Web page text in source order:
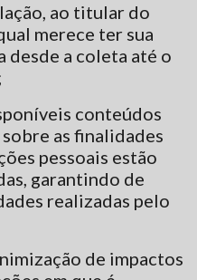
ao titular do
merece ter sua
desde a coleta até o
conteúdos
as finalidades
pessoais estão
garantindo de
realizadas pelo
de impactos